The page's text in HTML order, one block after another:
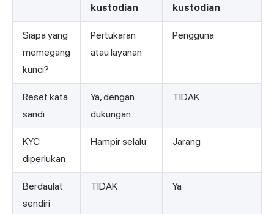
kustodian
kustodian
Siapa yang
memegang
kunci?
Pertukaran
atau layanan
Pengguna
Reset kata
sandi
Ya, dengan
dukungan
TIDAK
KYC
diperlukan
Hampir selalu Jarang
Berdaulat
sendiri
TIDAK Ya